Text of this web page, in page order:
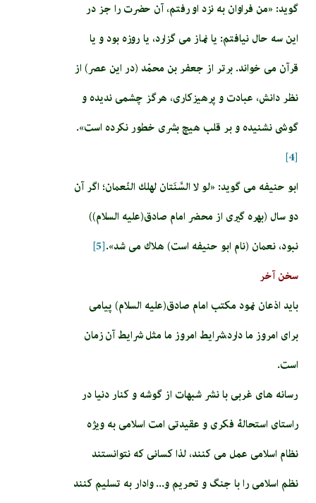
گويد: «من فراوان به نزد او رفتم، آن حضرت‏ را جز در
اين سه حال نيافتم: يا نماز مى‏ گزارد، يا روزه بود و يا
قرآن مى ‏خواند. برتر از جعفر بن محمّد (در اين عصر) از
نظر دانش، عبادت و پرهيزكارى، هرگز چشمى نديده و
گوشى نشنيده و بر قلب هيچ بشرى خطور نكرده است».
[4]
ابو حنيفه می گوید: «لو لا السَّنَتان لهلك النّعمان‏؛ اگر آن
دو سال (بهره‏ گيرى از محضر امام صادق(علیه السلام))
نبود، نعمان (نام ابو حنيفه است) هلاك مى ‏شد».[5]
سخن آخر
باید اذعان نمود مکتب امام صادق(علیه السلام) پیامی
برای امروز ما دارد،شرایط امروز ما مثل شرایط آن زمان
است.
رسانه های غربی با نشر شبهات از گوشه و کنار دنیا در
راستای استحالۀ فکری و عقیدتی امت اسلامی به ویژه
نظام اسلامی عمل می کنند، لذا کسانی که نتوانستند
نظم اسلامی را با جنگ و تحریم و... وادار به تسلیم کنند